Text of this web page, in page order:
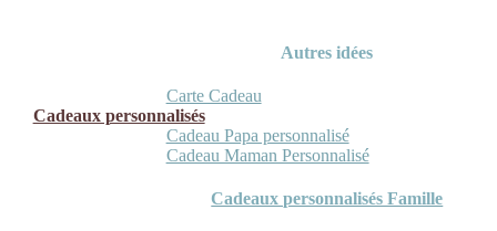
Autres idées
Carte Cadeau
Cadeaux personnalisés
Cadeau Papa personnalisé
Cadeau Maman Personnalisé
Cadeaux personnalisés Famille